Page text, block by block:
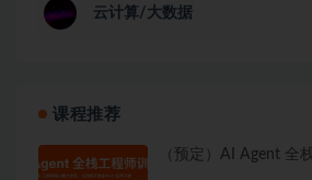
云计算/大数据
课程推荐
（预定）AI Agent 全